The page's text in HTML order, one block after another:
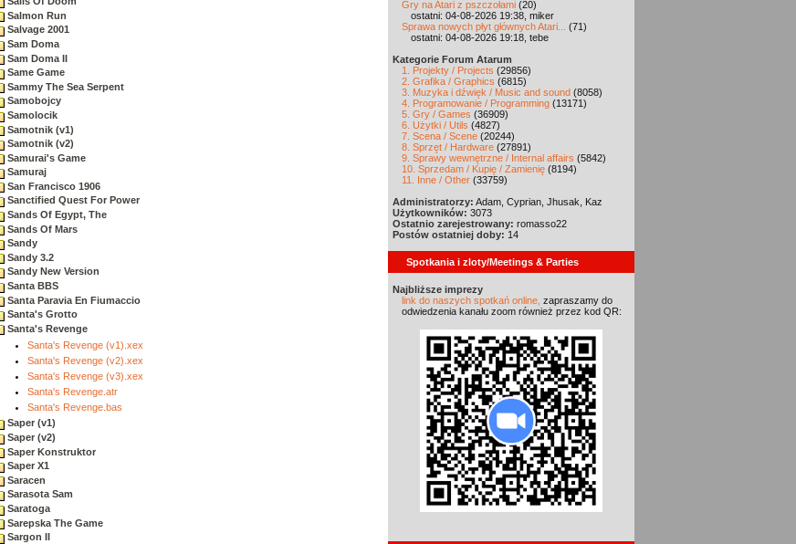
Salmon Run
Salvage 2001
Sam Doma
Sam Doma II
Same Game
Sammy The Sea Serpent
Samobojcy
Samolocik
Samotnik (v1)
Samotnik (v2)
Samurai's Game
Samuraj
San Francisco 1906
Sanctified Quest For Power
Sands Of Egypt, The
Sands Of Mars
Sandy
Sandy 3.2
Sandy New Version
Santa BBS
Santa Paravia En Fiumaccio
Santa's Grotto
Santa's Revenge
Santa's Revenge (v1).xex
Santa's Revenge (v2).xex
Santa's Revenge (v3).xex
Santa's Revenge.atr
Santa's Revenge.bas
Saper (v1)
Saper (v2)
Saper Konstruktor
Saper X1
Saracen
Sarasota Sam
Saratoga
Sarepska The Game
Sargon II
Gry na Atari z pszczołami (20)
ostatni: 04-08-2026 19:38, miker
Sprawa nowych płyt głównych Atari...
(71)
ostatni: 04-08-2026 19:18, tebe
Kategorie Forum Atarum
1. Projekty / Projects (29856)
2. Grafika / Graphics (6815)
3. Muzyka i dźwięk / Music and sound (8058)
4. Programowanie / Programming (13171)
5. Gry / Games (36909)
6. Użytki / Utils (4827)
7. Scena / Scene (20244)
8. Sprzęt / Hardware (27891)
9. Sprawy wewnętrzne / Internal affairs (5842)
10. Sprzedam / Kupię / Zamienię (8194)
11. Inne / Other (33759)
Administratorzy: Adam, Cyprian, Jhusak, Kaz
Użytkowników: 3073
Ostatnio zarejestrowany: romasso22
Postów ostatniej doby: 14
Spotkania i zloty/Meetings & Parties
Najbliższe imprezy
link do naszych spotkań online, zapraszamy do
odwiedzenia kanału zoom również przez kod QR: